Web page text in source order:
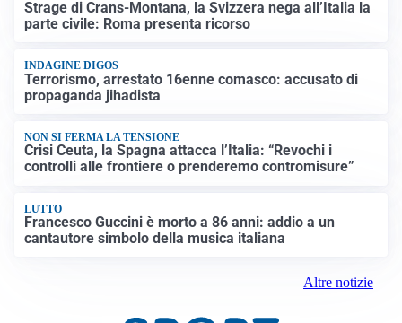
Strage di Crans-Montana, la Svizzera nega all’Italia la
parte civile: Roma presenta ricorso
INDAGINE DIGOS
Terrorismo, arrestato 16enne comasco: accusato di
propaganda jihadista
NON SI FERMA LA TENSIONE
Crisi Ceuta, la Spagna attacca l’Italia: “Revochi i
controlli alle frontiere o prenderemo contromisure”
LUTTO
Francesco Guccini è morto a 86 anni: addio a un
cantautore simbolo della musica italiana
Altre notizie